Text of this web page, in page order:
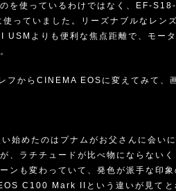
を使っているわけではなく、EF-
っていました。リーズナブルなレン
よりも便利な焦点距離で、モー
フからCINEMA EOSに変えてみて、
始めたのはプナムがお父さんに会い
、ラチチュードが比べ物にならない
ンも変わっていて、発色が派手な印
C100 Mark IIという違いが見てと